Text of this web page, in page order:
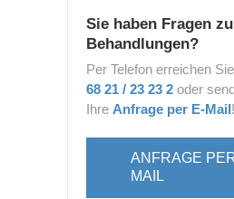
Sie haben Fragen
Behandlungen?
Per Telefon erreichen
68 21 / 23 23 2 oder
Ihre Anfrage per E-Mail!
ANFRAGE
MAIL